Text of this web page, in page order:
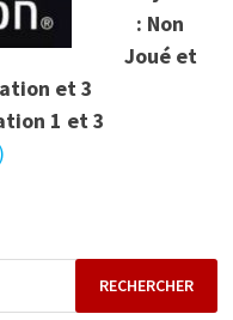
: Non
Joué et
et 3
1 et 3